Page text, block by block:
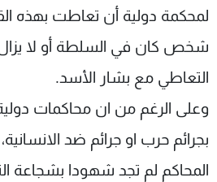
لمحكمة دولية أن تعاطت بهذه
شخص كان في السلطة أو لا يزال
التعاطي مع بشار الأسد.
وعلى الرغم من ان محاكمات
بجرائم حرب او جرائم ضد
المحاكم لم تجد شهودا بشجاعة
الترددات
الإنـتـاج
سياسة